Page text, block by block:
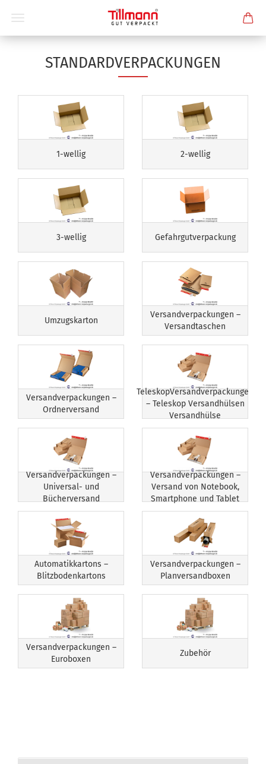
STANDARDVERPACKUNGEN
1-wellig 2-wellig
3-wellig Gefahrgutverpackung
Umzugskarton
Versandverpackungen –
Versandtaschen
Versandverpackungen –
Ordnerversand
TeleskopVersandverpackungen
– Teleskop Versandhülsen
Versandhülse
Versandverpackungen –
Universal- und
Bücherversand
Versandverpackungen –
Versand von Notebook,
Smartphone und Tablet
Automatikkartons –
Blitzbodenkartons
Versandverpackungen –
Planversandboxen
Versandverpackungen –
Euroboxen
Zubehör